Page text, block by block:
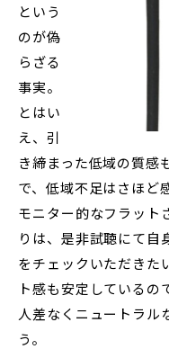
という
のが偽
らざる
事実。
とはい
え、引
き締まった低域の質感
で、低域不足はさほど
モニター的なフラット
りは、是非試聴にて自
をチェックいただきた
ト感も安定しているの
人差なくニュートラル
う。